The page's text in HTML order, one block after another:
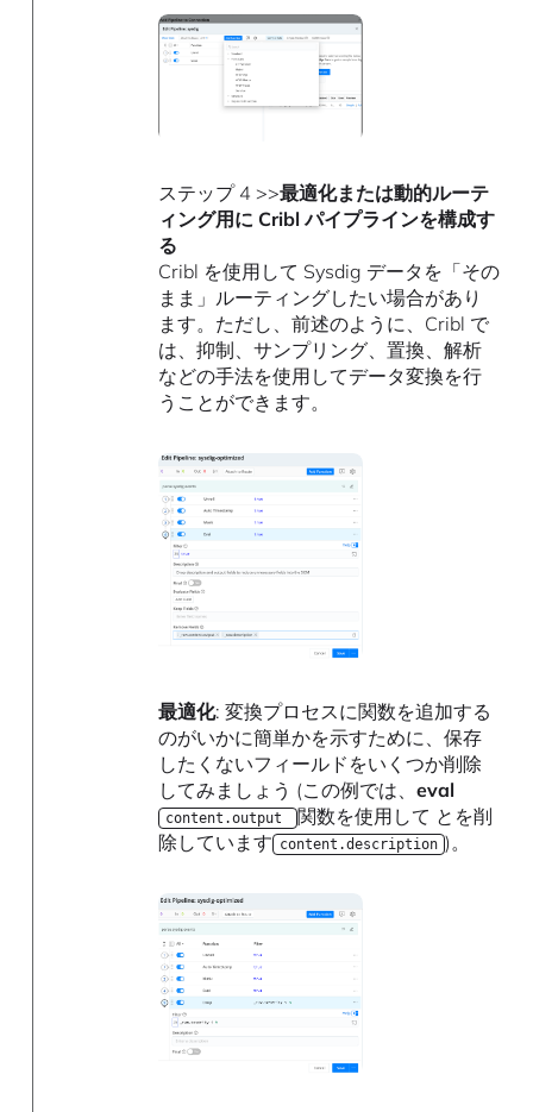
ステップ 4 >>最適化または動的ルーテ
ィング用に Cribl パイプラインを構成す
る
Cribl を使用して Sysdig データを「その
まま」ルーティングしたい場合があり
ます。ただし、前述のように、Cribl で
は、抑制、サンプリング、置換、解析
などの手法を使用してデータ変換を行
うことができます。
最適化: 変換プロセスに関数を追加する
のがいかに簡単かを示すために、保存
したくないフィールドをいくつか削除
してみましょう (この例では、eval
content.output
関数を使用して とを削
除しています content.description )。